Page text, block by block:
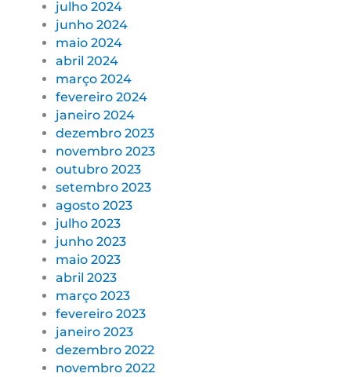
julho 2024
junho 2024
maio 2024
abril 2024
março 2024
fevereiro 2024
janeiro 2024
dezembro 2023
novembro 2023
outubro 2023
setembro 2023
agosto 2023
julho 2023
junho 2023
maio 2023
abril 2023
março 2023
fevereiro 2023
janeiro 2023
dezembro 2022
novembro 2022